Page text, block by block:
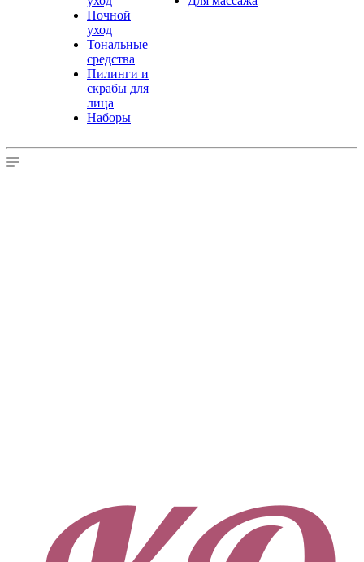
Ночной
уход
Тональные
средства
Пилинги и
скрабы для
лица
Наборы